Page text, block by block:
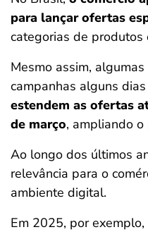
para lançar ofertas
categorias de produtos
Mesmo assim,
campanhas alguns
estendem as ofertas
de março, ampliando
Ao longo dos últimos
relevância para o
ambiente digital.
Em 2025, por exemplo,